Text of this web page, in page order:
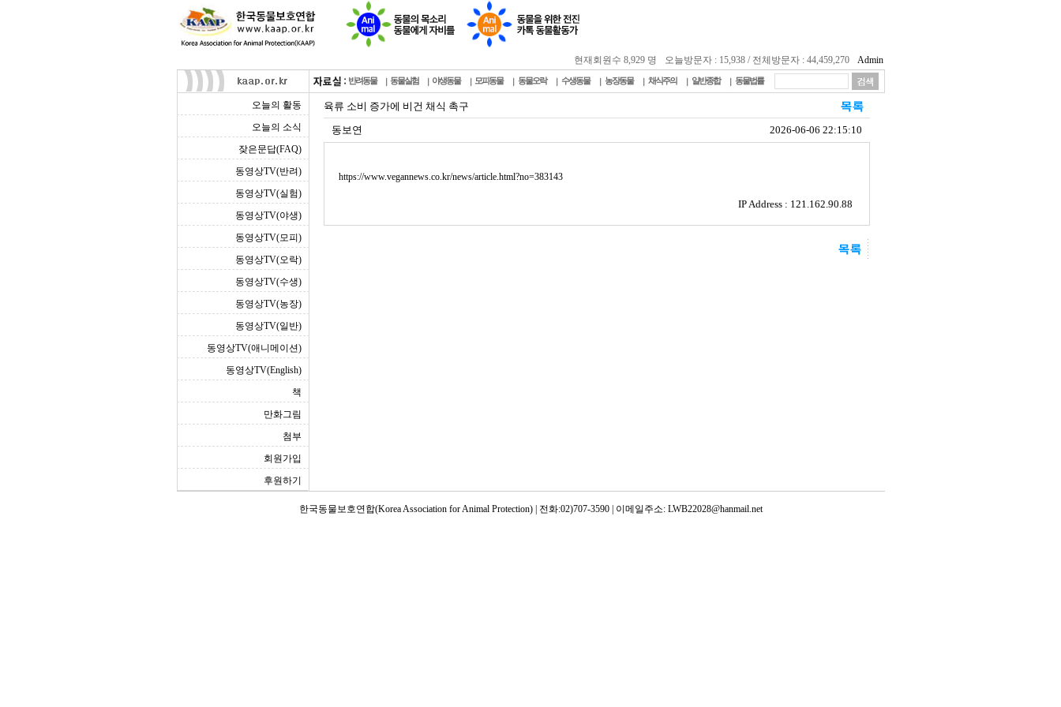
현재회원수 8,929 명 오늘방문자 : 15,938 / 전체방문자 : 44,459,270 Admin
반려동물 동물실험 야생동물 모피동물 동물오락 수생동물 농장동물 채식주의 일반종합 동물법률
오늘의 활동
오늘의 소식
잦은문답(FAQ)
동영상TV(반려)
동영상TV(실험)
동영상TV(야생)
동영상TV(모피)
동영상TV(오락)
동영상TV(수생)
동영상TV(농장)
동영상TV(일반)
동영상TV(애니메이션)
동영상TV(English)
책
만화그림
첨부
회원가입
후원하기
육류 소비 증가에 비건 채식 촉구
동보연
2026-06-06 22:15:10
https://www.vegannews.co.kr/news/article.html?no=383143
IP Address : 121.162.90.88
한국동물보호연합(Korea Association for Animal Protection) | 전화:02)707-3590 | 이메일주소: LWB22028@hanmail.net